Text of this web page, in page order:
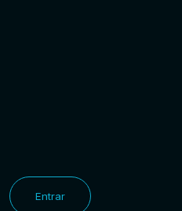
Entrar